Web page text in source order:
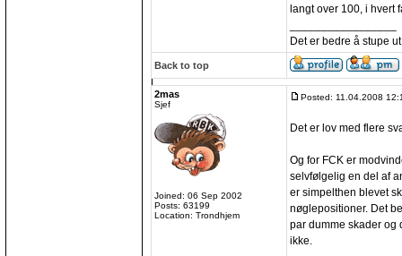
langt over 100, i hvert
Det er bedre å stupe
Back to top
2mas
Sjef
Joined: 06 Sep 2002
Posts: 63199
Location: Trondhjem
Posted: 11.04.2008
Det er lov med flere
Og for FCK er
selvfølgelig en del af
er simpelthen blevet
nøglepositioner. Det
par dumme skader og
ikke.